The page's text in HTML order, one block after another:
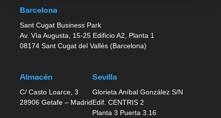
Barcelona
Sant Cugat Business Park
Av. Vía Augusta, 15-25 Edificio A2, Planta 1
08174 Sant Cugat del Vallés (Barcelona)
Almacén
C/ Casto Loarce, 3
28906 Getafe – Madrid
Sevilla
Glorieta Aníbal González S/N
Edif. CENTRIS 2
Planta 3 Puerta 3.16